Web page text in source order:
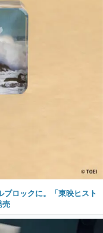
ブロックに。「東映ヒスト
売